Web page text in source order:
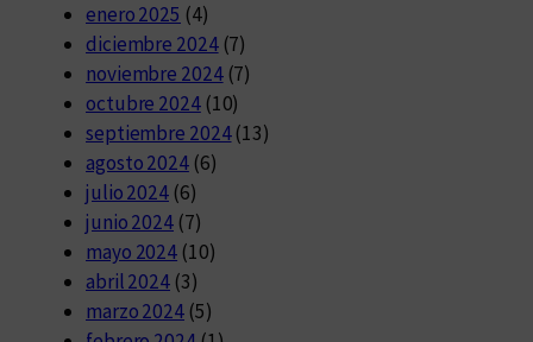
enero 2025 (4)
diciembre 2024(7)
noviembre 2024(7)
octubre 2024(10)
septiembre 2024(13)
agosto 2024(6)
julio 2024 (6)
junio 2024 (7)
mayo 2024 (10)
abril 2024 (3)
marzo 2024 (5)